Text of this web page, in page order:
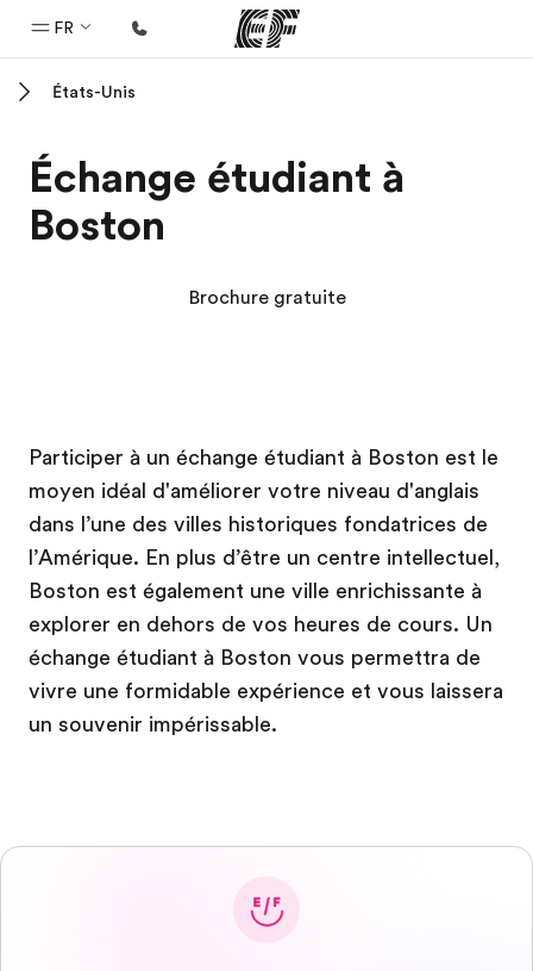
FR
Bienvenue chez EF
Programmes
Nos offres
EF recrute
Rejoignez nos équipes
États-Unis
Échange étudiant à
Boston
Brochure gratuite
Participer à un échange étudiant à Boston est le
moyen idéal d'améliorer votre niveau d'anglais
dans l’une des villes historiques fondatrices de
l’Amérique. En plus d’être un centre intellectuel,
Boston est également une ville enrichissante à
explorer en dehors de vos heures de cours. Un
échange étudiant à Boston vous permettra de
vivre une formidable expérience et vous laissera
un souvenir impérissable.